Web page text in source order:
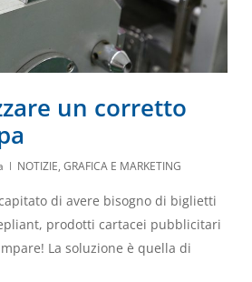
un corretto
NOTIZIE, GRAFICA E MARKETING
di avere bisogno di biglietti
prodotti cartacei pubblicitari
La soluzione è quella di